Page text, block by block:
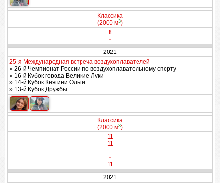
Классика
(2000 м3)
8
-
2021
25-я Международная встреча воздухоплавателей
» 26-й Чемпионат России по воздухоплавательному спорту
» 16-й Кубок города Великие Луки
» 14-й Кубок Княгини Ольги
» 13-й Кубок Дружбы
Классика
(2000 м3)
11
11
-
-
11
2021